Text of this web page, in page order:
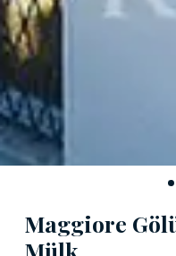
Maggiore